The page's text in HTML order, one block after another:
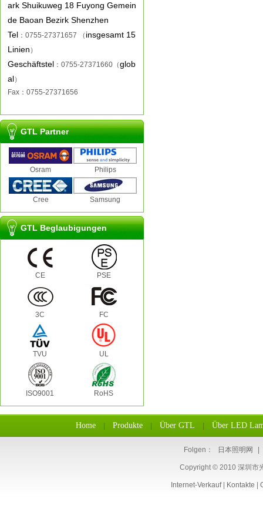
ark Shuikuweg 18 Fuyong Gemein
de Baoan Bezirk Shenzhen
Tel ：0755-27371657 （ insgesamt 15
Linien ）
Geschäftstel ：0755-27371660（glob
al）
Fax ：0755-27371656
GTL Partner
Osram Philips
Cree Samsung
GTL Beglaubigungen
CE PSE
3C FC
TVU UL
ISO9001 RoHS
Home Produkte Über GTL Über LED
Folgen： 日本照明网
Copyright © 2010 深圳市
Internet-Verkauf| Kontakte